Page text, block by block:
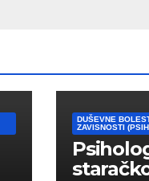
DUŠEVNE
ZAVISNOSTI